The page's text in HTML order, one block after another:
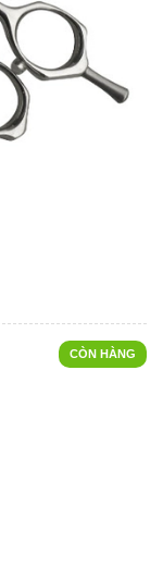
CÒN HÀNG